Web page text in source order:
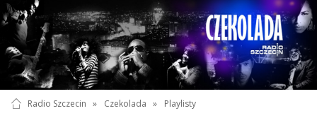
Radio Szczecin » Czekolada » Playlisty